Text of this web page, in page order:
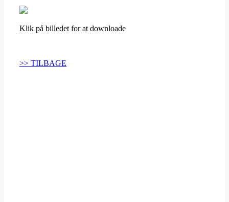
Klik på billedet for at downloade
>> TILBAGE